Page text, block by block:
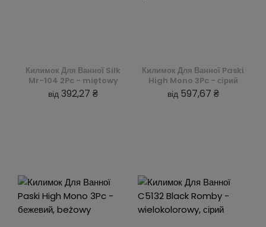
Килимок Для Ванної Silk
Mr-104 2Pc - miętowy
від 392,27 ₴
Килимок Для Ванної Paski
High Mono 3Pc - сірий
від 597,67 ₴